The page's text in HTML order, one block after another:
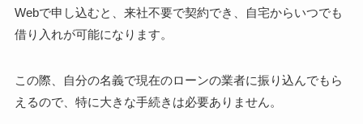
Webで申し込むと、来社不要で契約でき、自宅からいつでも
借り入れが可能になります。
この際、自分の名義で現在のローンの業者に振り込んでもら
えるので、特に大きな手続きは必要ありません。